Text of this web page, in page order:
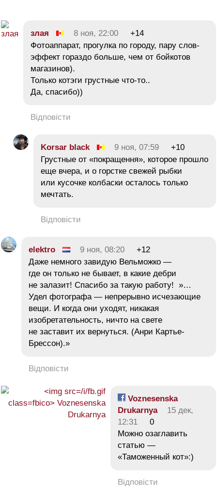
злая 8 ноя, 22:00
+14
Фотоаппарат, прогулка по городу, пару слов-
эффект гораздо больше, чем от бойкотов
магазинов).
Только котэги грустные что-то..
Да, спасибо))
Відповісти
Korsar black 9 ноя, 07:59
+10
Грустные от «покращення», которое прошло
еще вчера, и о горстке свежей рыбки
или кусочке колбаски осталось только
мечтать.
Відповісти
elektro 9 ноя, 08:20
+12
Даже немного завидую Вельможко —
где он только не бывает, в какие дебри
не залазит! Спасибо за такую работу! »…
Удел фотографа — непрерывно исчезающие
вещи. И когда они уходят, никакая
изобретательность, ничто на свете
не заставит их вернуться. (Анри Картье-
Брессон).»
Відповісти
Voznesenska
Drukarnya
15 дек,
12:31
0
Можно озаглавить
статью —
«Таможенный кот»:)
Відповісти